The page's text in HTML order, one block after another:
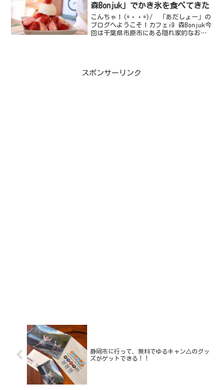
森Bonjuk」でかき氷を食べてきた
こんちゃ！(*・・*)/ 「あだしょー」の
ブログへようこそ！カフェi9 森Bonjuk今
回は千葉県市原市にある隠れ家的なお店
スポンサーリンク
静岡市に行って、無料でゆるキャン△のグッ
ズがゲットできる！！